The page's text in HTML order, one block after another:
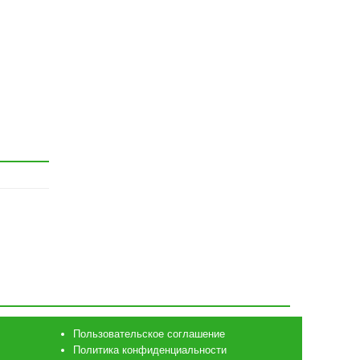
Пользовательское соглашение
Политика конфиденциальности